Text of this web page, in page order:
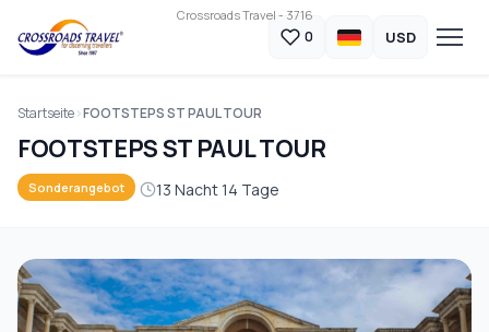
Crossroads Travel - 3716
0 USD
Startseite FOOTSTEPS ST PAUL TOUR
FOOTSTEPS ST PAUL TOUR
Sonderangebot 13 Nacht 14 Tage